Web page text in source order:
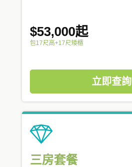
$53,000起
包17尺高+17尺矮櫃
立即查詢
三房套餐